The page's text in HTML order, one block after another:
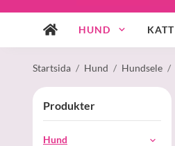
HUND KATT
Startsida / Hund / Hundsele /
Produkter
Hund